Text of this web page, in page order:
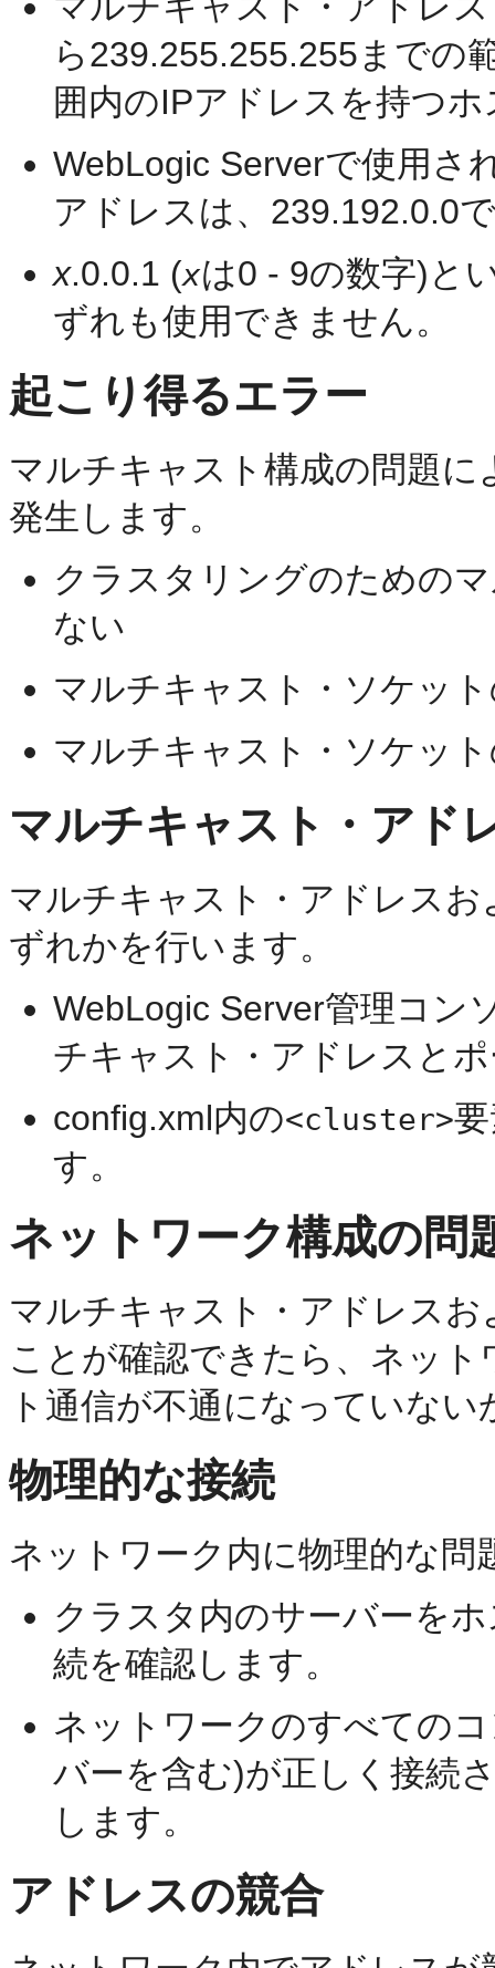
ら239.255.255.255までの
囲内のIPアドレスを持つ
WebLogic Serverで使用さ
アドレスは、239.192.0.0
x.0.0.1 (xは0 - 9の数字)と
ずれも使用できません。
起こり得るエラー
マルチキャスト構成の問題
発生します。
クラスタリングのための
ない
マルチキャスト・ソケッ
マルチキャスト・ソケッ
マルチキャスト・アド
マルチキャスト・アドレス
ずれかを行います。
WebLogic Server管理コン
チキャスト・アドレスと
config.xml内の<cluster>
す。
ネットワーク構成の問
マルチキャスト・アドレス
ことが確認できたら、ネッ
ト通信が不通になっていな
物理的な接続
ネットワーク内に物理的な問
クラスタ内のサーバーを
続を確認します。
ネットワークのすべての
バーを含む)が正しく接続
します。
アドレスの競合